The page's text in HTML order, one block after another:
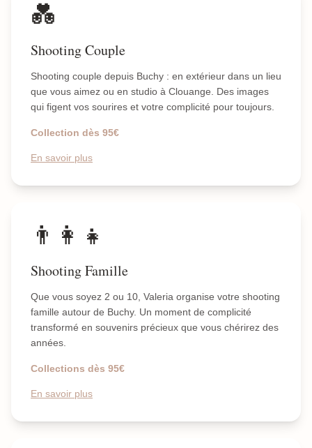
💑
Shooting Couple
Shooting couple depuis Buchy : en extérieur dans un lieu
que vous aimez ou en studio à Clouange. Des images
qui figent vos sourires et votre complicité pour toujours.
Collection dès 95€
En savoir plus
👨‍👩‍👧
Shooting Famille
Que vous soyez 2 ou 10, Valeria organise votre shooting
famille autour de Buchy. Un moment de complicité
transformé en souvenirs précieux que vous chérirez des
années.
Collections dès 95€
En savoir plus